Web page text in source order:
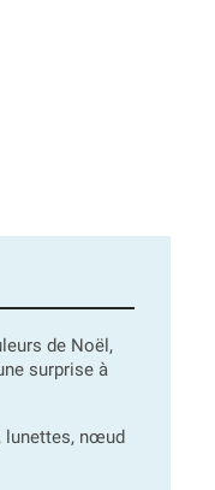
de Noël,
surprise à
lunettes, nœud